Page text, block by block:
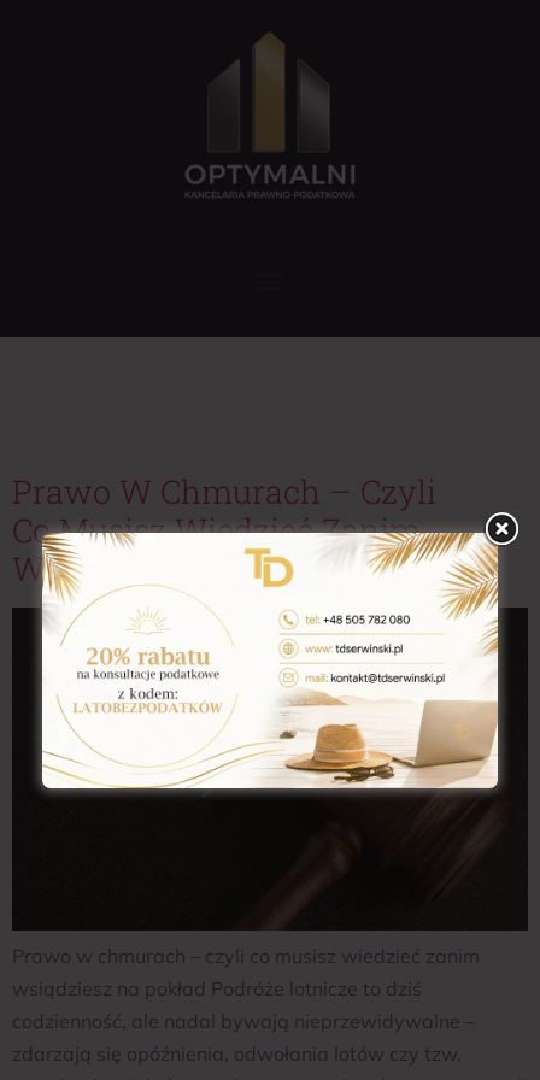
Prawo W Chmurach – Czyli
Co Musisz Wiedzieć Zanim
Wsiądziesz Na Pokład
Prawo w chmurach – czyli co musisz wiedzieć zanim
wsiądziesz na pokład Podróże lotnicze to dziś
codzienność, ale nadal bywają nieprzewidywalne –
zdarzają się opóźnienia, odwołania lotów czy tzw.